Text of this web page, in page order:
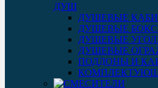
ДУШ
ДУШЕВЫЕ
ДУШЕВЫЕ
ДУШЕВЫЕ
ДУШЕВЫЕ
ПОДДОНЫ И